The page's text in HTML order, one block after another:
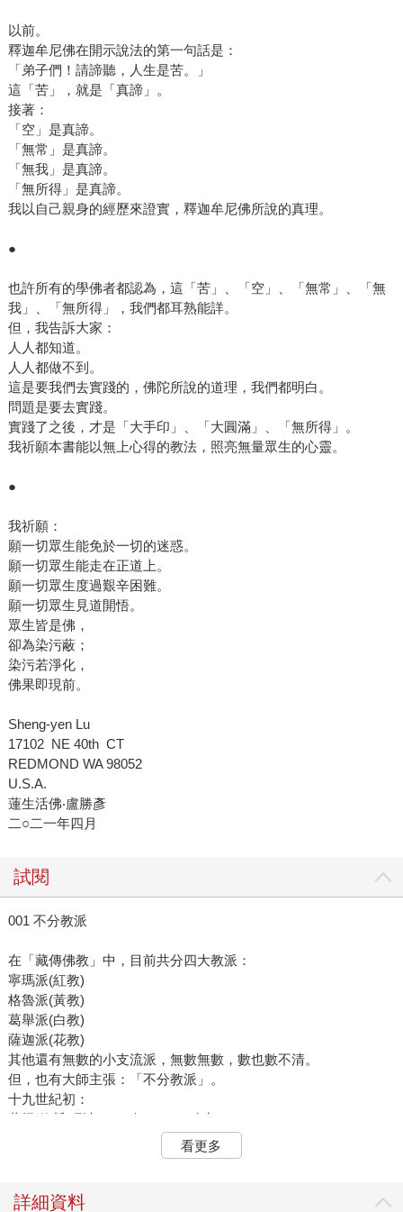
以前。
釋迦牟尼佛在開示說法的第一句話是：
「弟子們！請諦聽，人生是苦。」
這「苦」，就是「真諦」。
接著：
「空」是真諦。
「無常」是真諦。
「無我」是真諦。
「無所得」是真諦。
我以自己親身的經歷來證實，釋迦牟尼佛所說的真理。
●
也許所有的學佛者都認為，這「苦」、「空」、「無常」、「無
我」、「無所得」，我們都耳熟能詳。
但，我告訴大家：
人人都知道。
人人都做不到。
這是要我們去實踐的，佛陀所說的道理，我們都明白。
問題是要去實踐。
實踐了之後，才是「大手印」、「大圓滿」、「無所得」。
我祈願本書能以無上心得的教法，照亮無量眾生的心靈。
●
我祈願：
願一切眾生能免於一切的迷惑。
願一切眾生能走在正道上。
願一切眾生度過艱辛困難。
願一切眾生見道開悟。
眾生皆是佛，
卻為染污蔽；
染污若淨化，
佛果即現前。
Sheng-yen Lu
17102 NE 40th CT
REDMOND WA 98052
U.S.A.
蓮生活佛‧盧勝彥
二○二一年四月
試閱
001 不分教派
在「藏傳佛教」中，目前共分四大教派：
寧瑪派(紅教)
格魯派(黃教)
葛舉派(白教)
薩迦派(花教)
其他還有無數的小支流派，無數無數，數也數不清。
但，也有大師主張：「不分教派」。
十九世紀初：
蔣揚‧欽哲‧旺波。(一八二○—一八九二)
蔣貢‧康楚。(一八一三—一八九九)
秋吉‧林巴。(一八二九—一八七○)
這叫「利美」(Ris Med)運動。
看更多
詳細資料